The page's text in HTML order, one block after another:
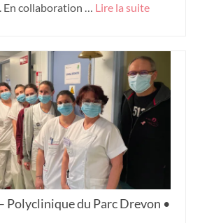
En collaboration … Lire la suite
Polyclinique du Parc Drevon •